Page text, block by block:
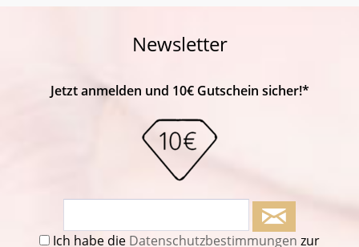
Newsletter
Jetzt anmelden und 10€ Gutschein sicher!*
Ich habe die Datenschutzbestimmungen zur